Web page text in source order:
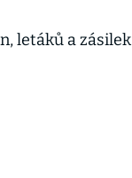
letáků a zásilek